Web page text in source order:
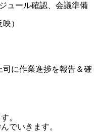
ュール確認、会議準備
）
に作業進捗を報告＆確
。
でいきます。